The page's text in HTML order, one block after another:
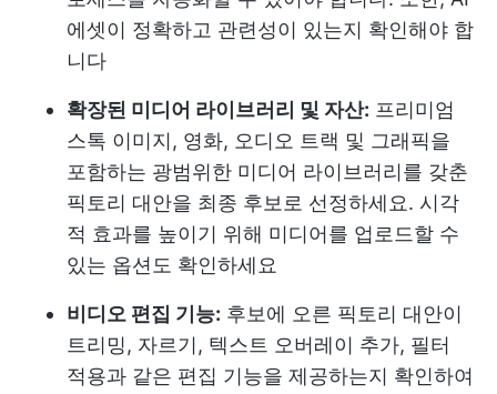
에셋이 정확하고 관련성이 있는지 확인해야 합
니다
확장된 미디어 라이브러리 및 자산: 프리미엄
스톡 이미지, 영화, 오디오 트랙 및 그래픽을
포함하는 광범위한 미디어 라이브러리를 갖춘
픽토리 대안을 최종 후보로 선정하세요. 시각
적 효과를 높이기 위해 미디어를 업로드할 수
있는 옵션도 확인하세요
비디오 편집 기능: 후보에 오른 픽토리 대안이
트리밍, 자르기, 텍스트 오버레이 추가, 필터
적용과 같은 편집 기능을 제공하는지 확인하여